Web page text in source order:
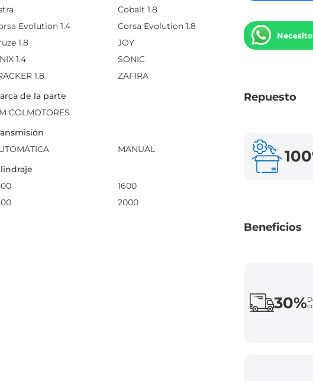
Cobalt 1.8
Evolution 1.4
Corsa Evolution 1.8
1.8
JOY
1.4
SONIC
1.8
ZAFIRA
de la parte
COLMOTORES
MANUAL
1600
2000
Repuesto
Beneficios
30%